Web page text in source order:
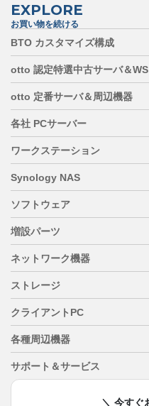
EXPLORE
お買い物を続ける
BTO カスタマイズ構成
otto 認定特選中古サーバ＆
otto 定番サーバ＆周辺機器
各社 PCサーバー
ワークステーション
Synology NAS
ソフトウェア
増設パーツ
ネットワーク機器
ストレージ
クライアントPC
各種周辺機器
サポート＆サービス
＼ 今すぐ